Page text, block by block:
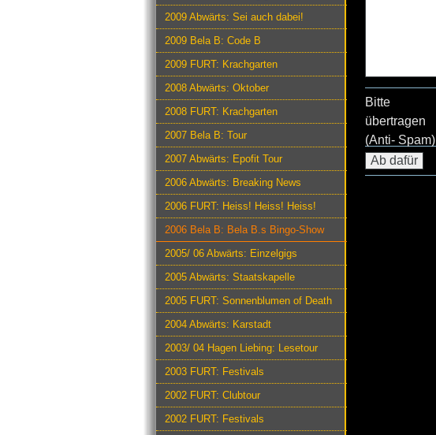
2009 Abwärts: Sei auch dabei!
2009 Bela B: Code B
2009 FURT: Krachgarten
2008 Abwärts: Oktober
2008 FURT: Krachgarten
2007 Bela B: Tour
2007 Abwärts: Epofit Tour
2006 Abwärts: Breaking News
2006 FURT: Heiss! Heiss! Heiss!
2006 Bela B: Bela B.s Bingo-Show
2005/ 06 Abwärts: Einzelgigs
2005 Abwärts: Staatskapelle
2005 FURT: Sonnenblumen of Death
2004 Abwärts: Karstadt
2003/ 04 Hagen Liebing: Lesetour
2003 FURT: Festivals
2002 FURT: Clubtour
2002 FURT: Festivals
Bitte
übertragen
(Anti- Spam)